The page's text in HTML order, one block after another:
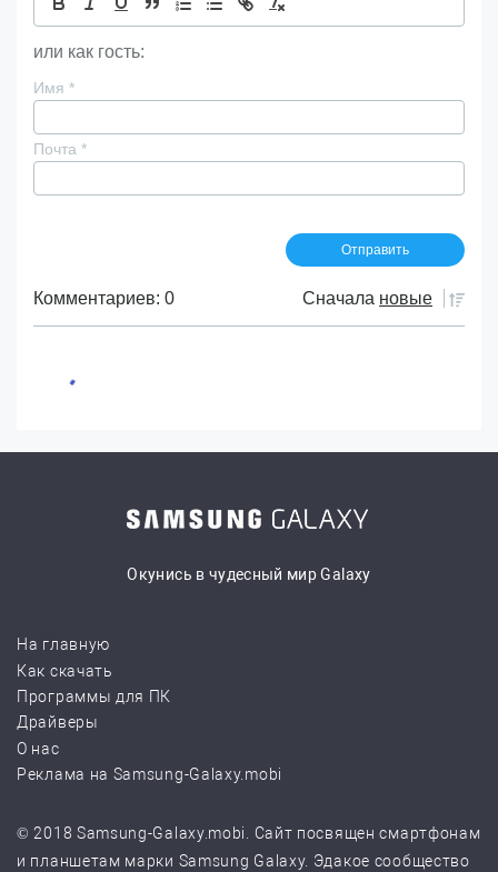
или как гость:
Имя *
Почта *
Комментариев: 0 Сначала новые
Окунись в чудесный мир Galaxy
На главную
Как скачать
Программы для ПК
Драйверы
О нас
Реклама на Samsung-Galaxy.mobi
© 2018 Samsung-Galaxy.mobi. Сайт посвящен смартфонам
и планшетам марки Samsung Galaxy. Эдакое сообщество